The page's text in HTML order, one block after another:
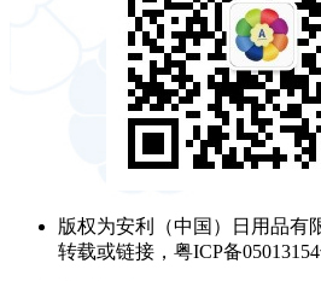
版权为安利（中国）日用品有
转载或链接，粤ICP备